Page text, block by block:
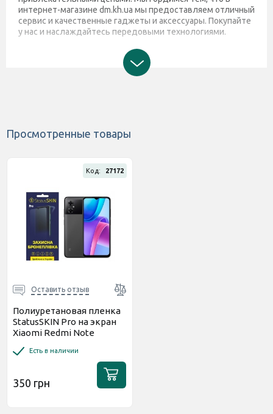
интернет-магазине dm.kh.ua мы предоставляем отличный
сервис и качественные гаджеты и аксессуары. Покупайте
у нас и наслаждайтесь передовыми технологиями.
Просмотренные товары
Код: 27172
Оставить отзыв
Полиуретановая пленка
StatusSKIN Pro на экран
Xiaomi Redmi Note
Есть в наличии
350 грн